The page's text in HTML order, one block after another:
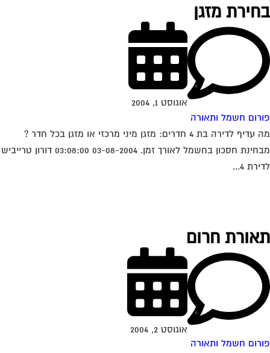
מזגן
חשמל ותאורה
אוגוסט 1, 2004
מה עדיף לדירה בת 4 חדרים: מזגן מיני מרכזי או מזגן בכל חדר ?
מבחינת חסכון בחשמל לאורך זמן. 03-08-2004 03:08:00 דורון טרייביש
4...
חרום
חשמל ותאורה
אוגוסט 2, 2004